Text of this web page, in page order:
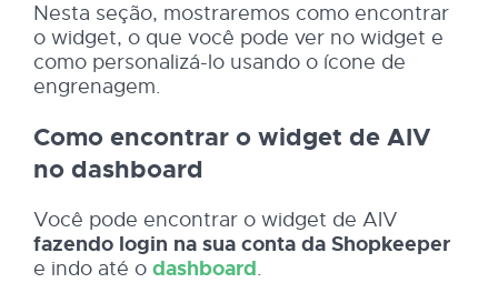
Nesta seção, mostraremos como encontrar
o widget, o que você pode ver no widget e
como personalizá-lo usando o ícone de
engrenagem.
Como encontrar o widget de AIV
no dashboard
Você pode encontrar o widget de AIV
fazendo login na sua conta da Shopkeeper
e indo até o dashboard.